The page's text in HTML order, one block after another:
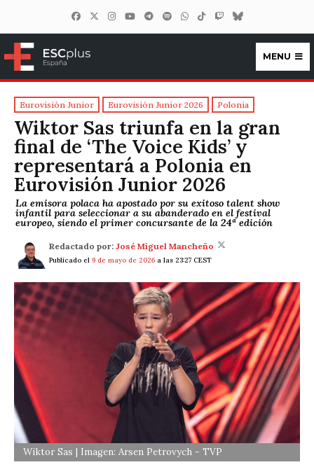
ESCplus España
MENU
Eurovisión Junior Eurovisión Junior 2026 Polonia
Wiktor Sas triunfa en la gran
final de ‘The Voice Kids’ y
representará a Polonia en
Eurovisión Junior 2026
La emisora polaca ha apostado por su exitoso talent show
infantil para seleccionar a su abanderado en el festival
europeo, siendo el primer concursante de la 24ª edición
Redactado por: José Miguel Mancheño
Publicado el 9 de mayo de 2026 a las 23:27 CEST
Wiktor Sas | Imagen: Arsen Petrovych - TVP